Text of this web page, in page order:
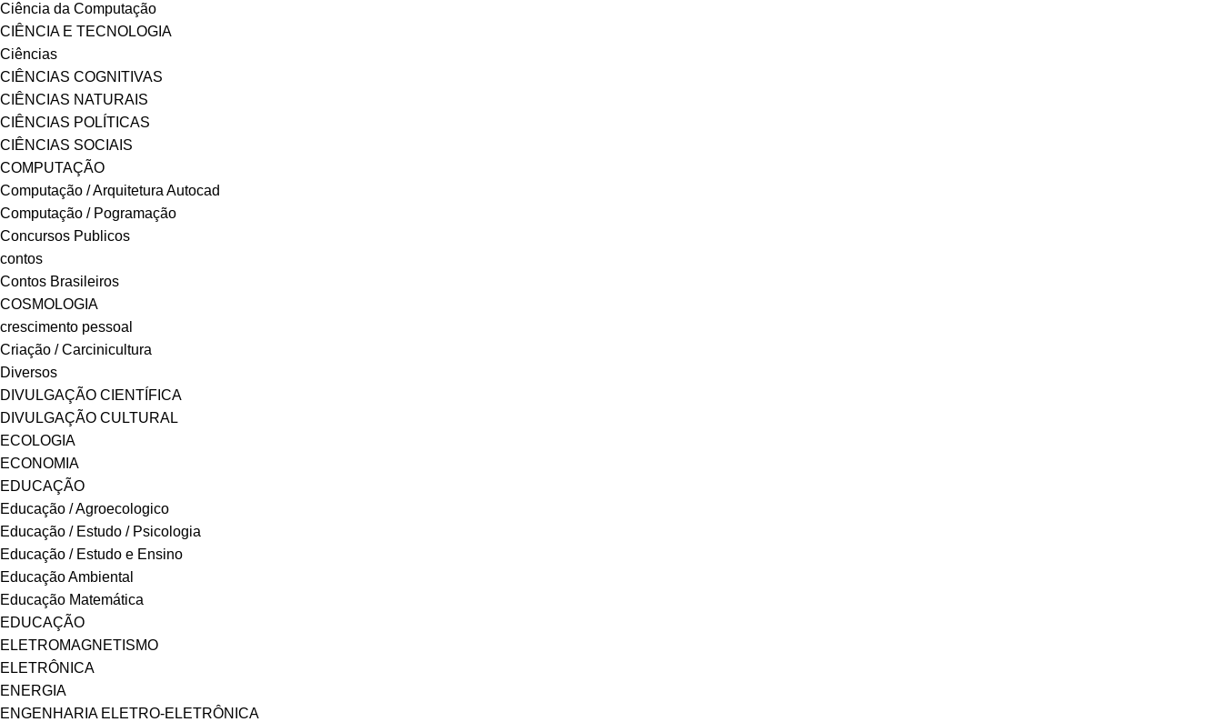
Ciência da Computação
CIÊNCIA E TECNOLOGIA
Ciências
CIÊNCIAS COGNITIVAS
CIÊNCIAS NATURAIS
CIÊNCIAS POLÍTICAS
CIÊNCIAS SOCIAIS
COMPUTAÇÃO
Computação / Arquitetura Autocad
Computação / Pogramação
Concursos Publicos
contos
Contos Brasileiros
COSMOLOGIA
crescimento pessoal
Criação / Carcinicultura
Diversos
DIVULGAÇÃO CIENTÍFICA
DIVULGAÇÃO CULTURAL
ECOLOGIA
ECONOMIA
EDUCAÇÃO
Educação / Agroecologico
Educação / Estudo / Psicologia
Educação / Estudo e Ensino
Educação Ambiental
Educação Matemática
EDUCAÇÃO
ELETROMAGNETISMO
ELETRÔNICA
ENERGIA
ENGENHARIA ELETRO-ELETRÔNICA